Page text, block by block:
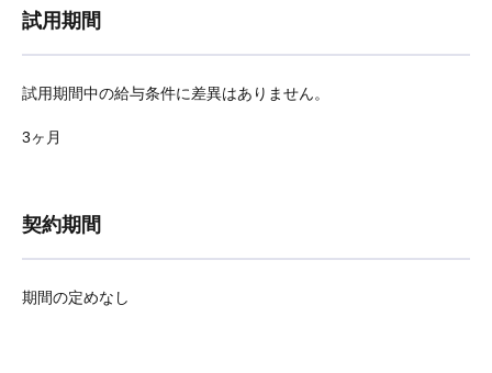
試用期間
試用期間中の給与条件に差異はありません。
3ヶ月
契約期間
期間の定めなし